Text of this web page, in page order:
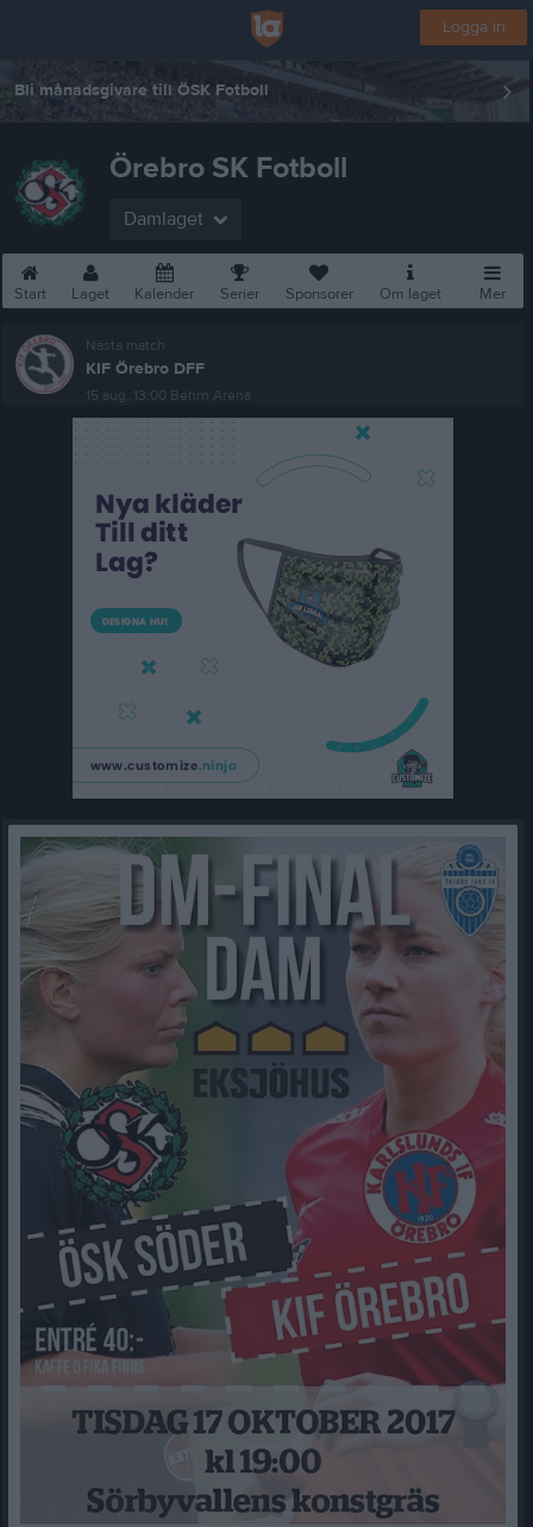
Logga in
Bli månadsgivare till ÖSK Fotboll
Örebro SK Fotboll
Damlaget
Start Laget Kalender Serier Sponsorer Om laget Mer
Nästa match
KIF Örebro DFF
15 aug, 13:00 Behrn Arena